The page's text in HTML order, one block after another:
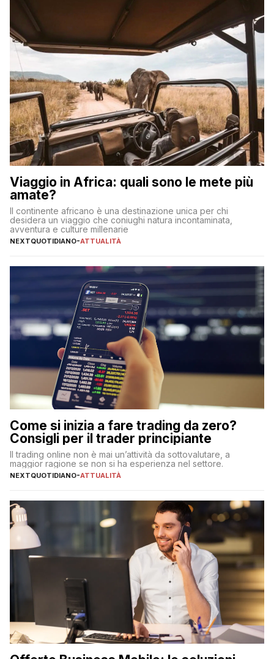
Viaggio in Africa: quali sono le mete più
amate?
Il continente africano è una destinazione unica per chi
desidera un viaggio che coniughi natura incontaminata,
avventura e culture millenarie
NEXTQUOTIDIANO-ATTUALITÀ
Come si inizia a fare trading da zero?
Consigli per il trader principiante
Il trading online non è mai un’attività da sottovalutare, a
maggior ragione se non si ha esperienza nel settore.
NEXTQUOTIDIANO-ATTUALITÀ